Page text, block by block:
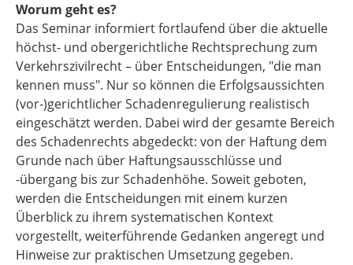
Worum geht es?
Das Seminar informiert fortlaufend über die aktuelle
höchst- und obergerichtliche Rechtsprechung zum
Verkehrszivilrecht – über Entscheidungen, "die man
kennen muss". Nur so können die Erfolgsaussichten
(vor-)gerichtlicher Schadenregulierung realistisch
eingeschätzt werden. Dabei wird der gesamte Bereich
des Schadenrechts abgedeckt: von der Haftung dem
Grunde nach über Haftungsausschlüsse und
-übergang bis zur Schadenhöhe. Soweit geboten,
werden die Entscheidungen mit einem kurzen
Überblick zu ihrem systematischen Kontext
vorgestellt, weiterführende Gedanken angeregt und
Hinweise zur praktischen Umsetzung gegeben.